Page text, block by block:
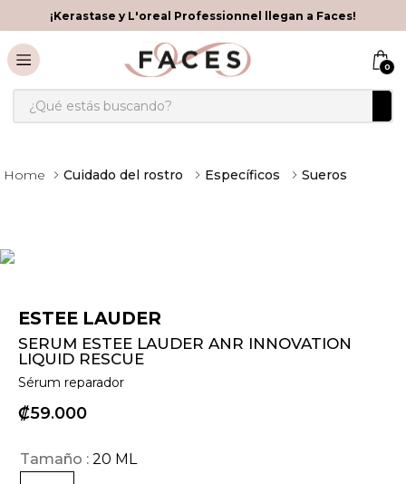
¡Kerastase y L'oreal Professionnel llegan a Faces!
0
¿Qué estás buscando?
Cuidado del rostro Específicos Sueros
ESTEE LAUDER
SERUM ESTEE LAUDER ANR INNOVATION
LIQUID RESCUE
Sérum reparador
₡59 000
Tamaño 20 ML